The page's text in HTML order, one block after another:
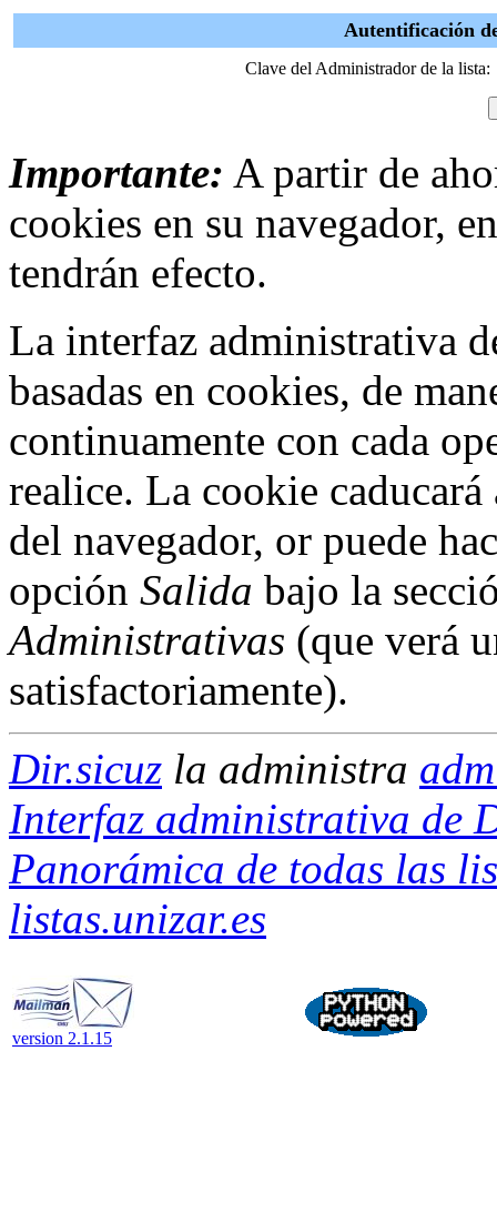
Autentificación
Clave del Administrador de la lista:
Importante: A partir de
cookies en su navegador,
tendrán efecto.
La interfaz administrativa
basadas en cookies, de
continuamente con cada
realice. La cookie
del navegador, or puede
opción Salida bajo la
Administrativas (que verá
satisfactoriamente).
Dir.sicuz la administra
Interfaz administrativa de
Panorámica de todas las
listas.unizar.es
version 2.1.15